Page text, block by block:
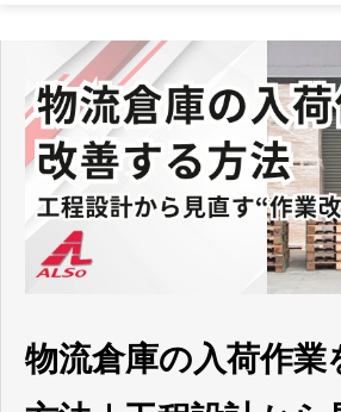
私たちの強み
解決できる課題
取り組み事例
お役立ち情報
よくあるご質問
物流倉庫の入荷作業